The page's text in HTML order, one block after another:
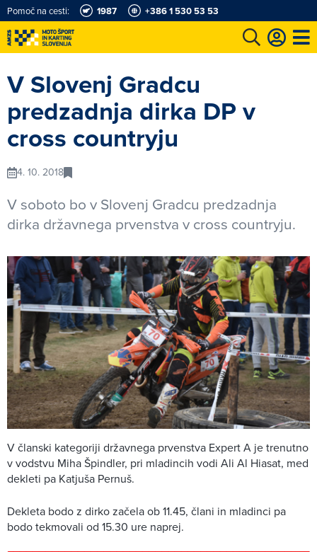
Pomoč na cesti: 1987 +386 1 530 53 53
V Slovenj Gradcu
predzadnja dirka DP v
cross countryju
4. 10. 2018
V soboto bo v Slovenj Gradcu predzadnja
dirka državnega prvenstva v cross countryju.
V članski kategoriji državnega prvenstva Expert A je trenutno
v vodstvu Miha Špindler, pri mladincih vodi Ali Al Hiasat, med
dekleti pa Katjuša Pernuš.
Dekleta bodo z dirko začela ob 11.45, člani in mladinci pa
bodo tekmovali od 15.30 ure naprej.